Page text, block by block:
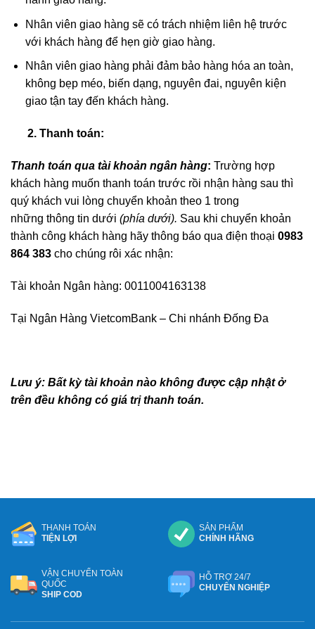
Nhân viên giao hàng sẽ có trách nhiệm liên hệ trước
với khách hàng để hẹn giờ giao hàng.
Nhân viên giao hàng phải đảm bảo hàng hóa an toàn,
không bẹp méo, biến dạng, nguyên đai, nguyên kiện
giao tận tay đến khách hàng.
2. Thanh toán:
Thanh toán qua tài khoản ngân hàng: Trường hợp
khách hàng muốn thanh toán trước rồi nhận hàng sau thì
quý khách vui lòng chuyển khoản theo 1 trong
những thông tin dưới (phía dưới). Sau khi chuyển khoản
thành công khách hàng hãy thông báo qua điện thoại 0983
864 383 cho chúng rôi xác nhận:
Tài khoản Ngân hàng: 0011004163138
Tại Ngân Hàng VietcomBank – Chi nhánh Đống Đa
Lưu ý: Bất kỳ tài khoản nào không được cập nhật ở
trên đều không có giá trị thanh toán.
THANH TOÁN
TIỆN LỢI
SẢN PHẨM
CHÍNH HÃNG
VẬN CHUYỂN TOÀN
QUỐC
SHIP COD
HỖ TRỢ 24/7
CHUYÊN NGHIỆP